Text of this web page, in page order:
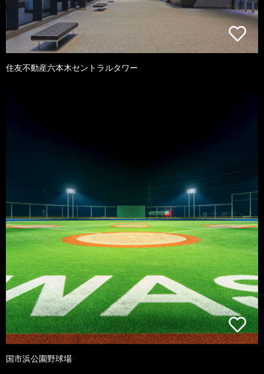
住友不動産六本木セントラルタワー
国市浜公園野球場